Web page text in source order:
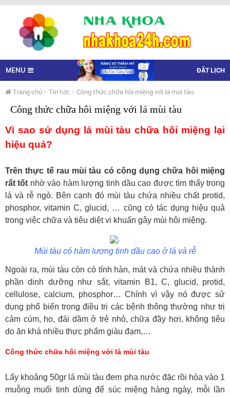
MENU ĐẶT LỊCH
Trang chủ Tin tức Công thức chữa hôi miệng với lá mùi tàu
Công thức chữa hôi miệng với lá mùi tàu
Vì sao sử dụng lá mùi tàu chữa hôi miệng lại
hiệu quả?
Trên thực tế rau mùi tàu có công dụng chữa hôi miệng
rất tốt nhờ vào hàm lượng tinh dầu cao được tìm thấy trong
lá và rễ ngò. Bên cạnh đó mùi tàu chứa nhiều chất protid,
phosphor, vitamin C, glucid, … cũng có tác dụng hiệu quả
trong việc chữa và tiêu diệt vi khuẩn gây mùi hôi miệng.
.
Mùi tàu có hàm lượng tinh dầu cao ở lá và rễ
Ngoài ra, mùi tàu còn có tính hàn, mát và chứa nhiều thành
phần dinh dưỡng như sắt, vitamin B1, C, glucid, protid,
cellulose, calcium, phosphor… Chính vì vậy nó được sử
dụng phổ biến trong điều trị các bệnh thông thường như trị
cảm cúm, ho, đái dầm ở trẻ nhỏ, chữa đầy hơi, không tiêu
do ăn khá nhiều thực phẩm giàu đạm,…
Công thức chữa hôi miệng với lá mùi tàu
Lấy khoảng 50gr lá mùi tàu đem pha nước đặc rồi hòa vào 1
muỗng muối tinh dùng để súc miệng hàng ngày, mỗi lần